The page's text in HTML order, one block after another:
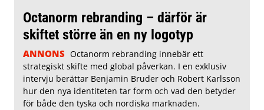
Octanorm rebranding – därför är
skiftet större än en ny logotyp
ANNONS Octanorm rebranding innebär ett
strategiskt skifte med global påverkan. I en exklusiv
intervju berättar Benjamin Bruder och Robert Karlsson
hur den nya identiteten tar form och vad den betyder
för både den tyska och nordiska marknaden.